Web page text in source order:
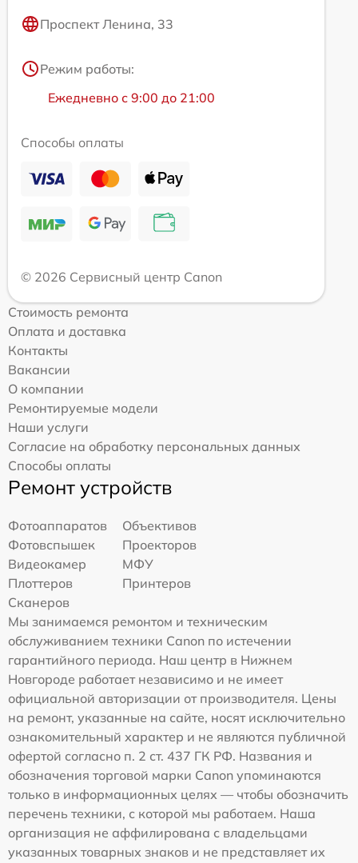
Проспект Ленина, 33
Режим работы:
Ежедневно с 9:00 до 21:00
Способы оплаты
© 2026 Сервисный центр Canon
Стоимость ремонта
Оплата и доставка
Контакты
Вакансии
О компании
Ремонтируемые модели
Наши услуги
Согласие на обработку персональных данных
Способы оплаты
Ремонт устройств
Фотоаппаратов
Объективов
Фотовспышек
Проекторов
Видеокамер
МФУ
Плоттеров
Принтеров
Сканеров
Мы занимаемся ремонтом и техническим
обслуживанием техники Canon по истечении
гарантийного периода. Наш центр в Нижнем
Новгороде работает независимо и не имеет
официальной авторизации от производителя. Цены
на ремонт, указанные на сайте, носят исключительно
ознакомительный характер и не являются публичной
офертой согласно п. 2 ст. 437 ГК РФ. Названия и
обозначения торговой марки Canon упоминаются
только в информационных целях — чтобы обозначить
перечень техники, с которой мы работаем. Наша
организация не аффилирована с владельцами
указанных товарных знаков и не представляет их